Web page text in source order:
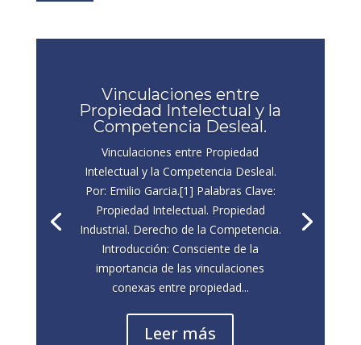
Vinculaciones entre
Propiedad Intelectual y la
Competencia Desleal.
Vinculaciones entre Propiedad
Intelectual y la Competencia Desleal.
Por: Emilio Garcia.[1] Palabras Clave:
Propiedad Intelectual. Propiedad
Industrial. Derecho de la Competencia.
Introducción: Consciente de la
importancia de las vinculaciones
conexas entre propiedad...
Leer más